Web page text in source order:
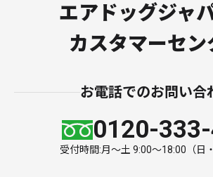
エアドッグジャ
カスタマーセン
お電話でのお問い合
0120-
受付時間:月～土 9:00～18:00（日